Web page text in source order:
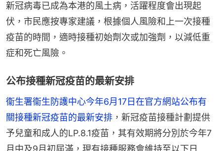
新冠病毒已成為本港的風土病，活躍程度會出現起
伏，市民應按專家建議，根據個人風險和上一次接種
疫苗的時間，適時接種初始劑次或加強劑，以減低重
症和死亡風險。
公布接種新冠疫苗的最新安排
衞生署衞生防護中心今年6月17日在官方網站公布有
關接種新冠疫苗的最新安排 ，新冠疫苗接種計劃提供
予兒童和成人的LP.8.1疫苗，其有效期將分別於今年7